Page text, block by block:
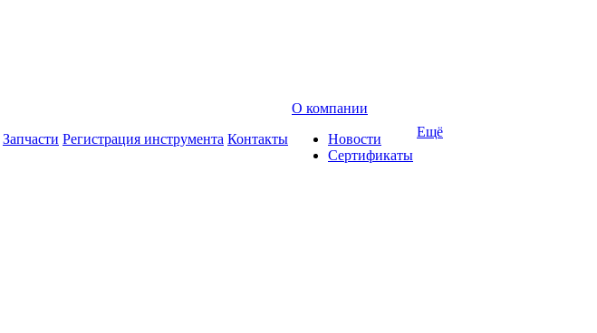
Запчасти Регистрация инструмента Контакты
О компании
Новости
Сертификаты
Ещё